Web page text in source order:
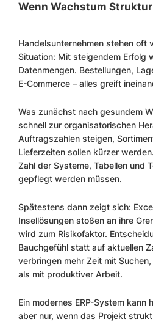
Wenn Wachstum
Handelsunternehmen stehen oft
Situation: Mit steigendem Erfolg
Datenmengen. Bestellungen,
E-Commerce – alles greift
Was zunächst nach gesundem
schnell zur organisatorischen
Auftragszahlen steigen,
Lieferzeiten sollen kürzer
Zahl der Systeme, Tabellen und
gepflegt werden müssen.
Spätestens dann zeigt sich:
Insellösungen stoßen an ihre
wird zum Risikofaktor.
Bauchgefühl statt auf aktuellen
verbringen mehr Zeit mit
als mit produktiver Arbeit.
Ein modernes ERP-System kann
aber nur, wenn das Projekt